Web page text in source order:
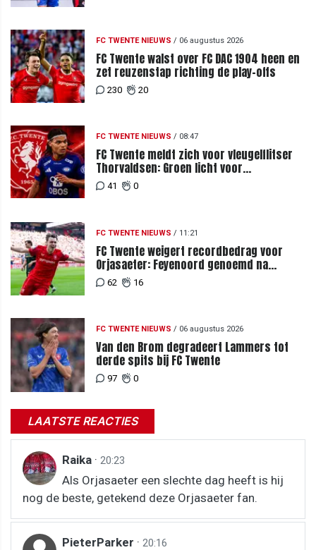
FC TWENTE NIEUWS / 06 augustus 2026
FC Twente walst over FC DAC 1904 heen en
zet reuzenstap richting de play-offs
230 20
FC TWENTE NIEUWS / 08:47
FC Twente meldt zich voor vleugelflitser
Thorvaldsen: Groen licht voor
miljoenenbod
41 0
FC TWENTE NIEUWS / 11:21
FC Twente weigert recordbedrag voor
Orjasaeter: Feyenoord genoemd na
megabod
62 16
FC TWENTE NIEUWS / 06 augustus 2026
Van den Brom degradeert Lammers tot
derde spits bij FC Twente
97 0
LAATSTE REACTIES
Raika · 20:23
Als Orjasaeter een slechte dag heeft is hij
nog de beste, getekend deze Orjasaeter fan.
PieterParker · 20:16